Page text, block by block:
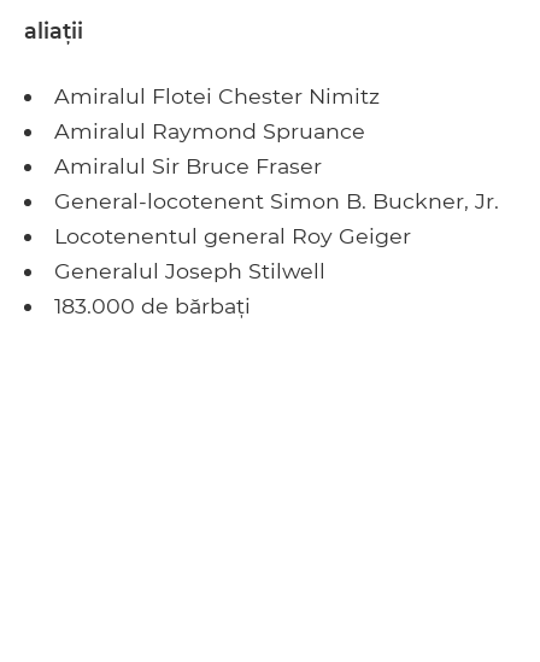
aliaţii
Amiralul Flotei Chester Nimitz
Amiralul Raymond Spruance
Amiralul Sir Bruce Fraser
General-locotenent Simon B. Buckner, Jr.
Locotenentul general Roy Geiger
Generalul Joseph Stilwell
183.000 de bărbați